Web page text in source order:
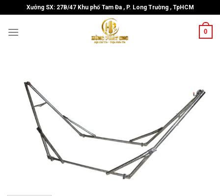
to
content
Xưởng SX: 27B/47 Khu phố Tam Đa , P. Long Trường , TpHCM
0